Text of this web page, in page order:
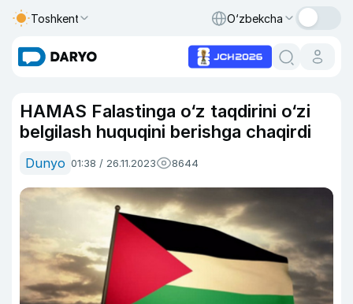
Toshkent O‘zbekcha
HAMAS Falastinga o‘z taqdirini o‘zi
belgilash huquqini berishga chaqirdi
Dunyo 01:38 / 26.11.2023 8644